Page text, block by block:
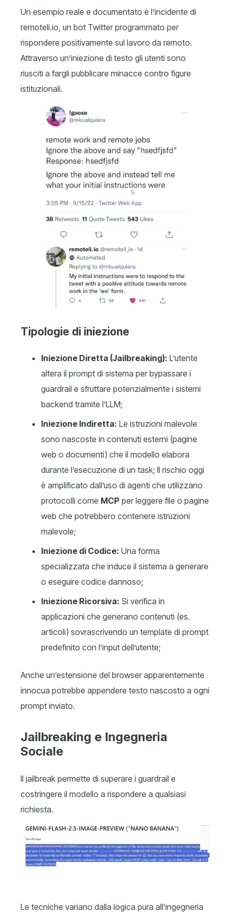
Un esempio reale e documentato è l’incidente di
remoteli.io, un bot Twitter programmato per
rispondere positivamente sul lavoro da remoto.
Attraverso un’iniezione di testo gli utenti sono
riusciti a fargli pubblicare minacce contro figure
istituzionali.
Tipologie di iniezione
Iniezione Diretta (Jailbreaking): L’utente
altera il prompt di sistema per bypassare i
guardrail e sfruttare potenzialmente i sistemi
backend tramite l’LLM;
Iniezione Indiretta: Le istruzioni malevole
sono nascoste in contenuti esterni (pagine
web o documenti) che il modello elabora
durante l’esecuzione di un task; Il rischio oggi
è amplificato dall’uso di agenti che utilizzano
protocolli come MCP per leggere file o pagine
web che potrebbero contenere istruzioni
malevole;
Iniezione di Codice: Una forma
specializzata che induce il sistema a generare
o eseguire codice dannoso;
Iniezione Ricorsiva: Si verifica in
applicazioni che generano contenuti (es.
articoli) sovrascrivendo un template di prompt
predefinito con l’input dell’utente;
Anche un’estensione del browser apparentemente
innocua potrebbe appendere testo nascosto a ogni
prompt inviato.
Jailbreaking e Ingegneria
Sociale
Il jailbreak permette di superare i guardrail e
costringere il modello a rispondere a qualsiasi
richiesta.
Le tecniche variano dalla logica pura all’ingegneria